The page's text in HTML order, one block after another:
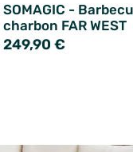
SOMAGIC -
charbon FAR WEST
249,90 €